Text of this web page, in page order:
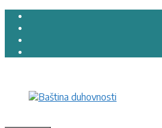
Preskoči
sadržaj